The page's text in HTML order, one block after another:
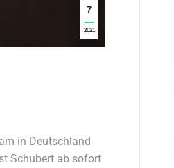
7
2021
in Deutschland
Schubert ab sofort